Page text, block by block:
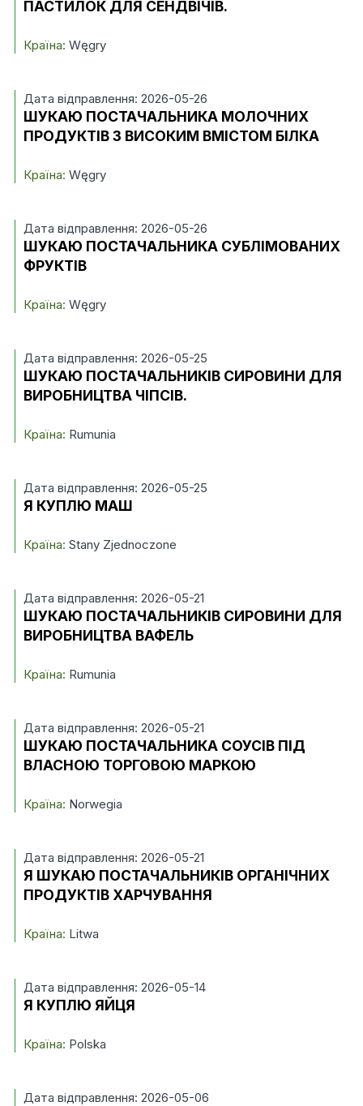
ПАСТИЛОК ДЛЯ СЕНДВІЧІВ.
Країна: Węgry
Дата відправлення: 2026-05-26
ШУКАЮ ПОСТАЧАЛЬНИКА МОЛОЧНИХ
ПРОДУКТІВ З ВИСОКИМ ВМІСТОМ БІЛКА
Країна: Węgry
Дата відправлення: 2026-05-26
ШУКАЮ ПОСТАЧАЛЬНИКА СУБЛІМОВАНИХ
ФРУКТІВ
Країна: Węgry
Дата відправлення: 2026-05-25
ШУКАЮ ПОСТАЧАЛЬНИКІВ СИРОВИНИ ДЛЯ
ВИРОБНИЦТВА ЧІПСІВ.
Країна: Rumunia
Дата відправлення: 2026-05-25
Я КУПЛЮ МАШ
Країна: Stany Zjednoczone
Дата відправлення: 2026-05-21
ШУКАЮ ПОСТАЧАЛЬНИКІВ СИРОВИНИ ДЛЯ
ВИРОБНИЦТВА ВАФЕЛЬ
Країна: Rumunia
Дата відправлення: 2026-05-21
ШУКАЮ ПОСТАЧАЛЬНИКА СОУСІВ ПІД
ВЛАСНОЮ ТОРГОВОЮ МАРКОЮ
Країна: Norwegia
Дата відправлення: 2026-05-21
Я ШУКАЮ ПОСТАЧАЛЬНИКІВ ОРГАНІЧНИХ
ПРОДУКТІВ ХАРЧУВАННЯ
Країна: Litwa
Дата відправлення: 2026-05-14
Я КУПЛЮ ЯЙЦЯ
Країна: Polska
Дата відправлення: 2026-05-06